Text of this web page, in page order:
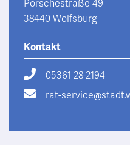
Porschestraße 49
38440 Wolfsburg
Kontakt
05361 28-2194
rat-